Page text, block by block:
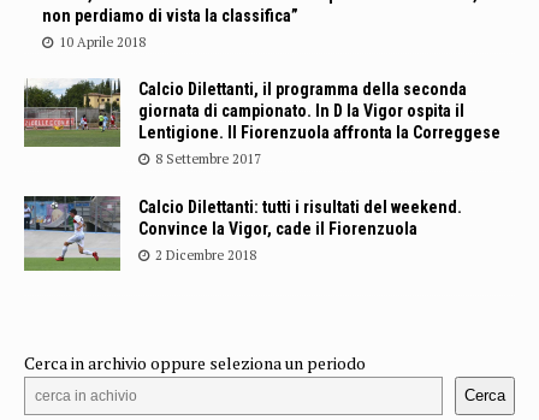
non perdiamo di vista la classifica”
10 Aprile 2018
Calcio Dilettanti, il programma della seconda
giornata di campionato. In D la Vigor ospita il
Lentigione. Il Fiorenzuola affronta la Correggese
8 Settembre 2017
Calcio Dilettanti: tutti i risultati del weekend.
Convince la Vigor, cade il Fiorenzuola
2 Dicembre 2018
Cerca in archivio oppure seleziona un periodo
Cerca